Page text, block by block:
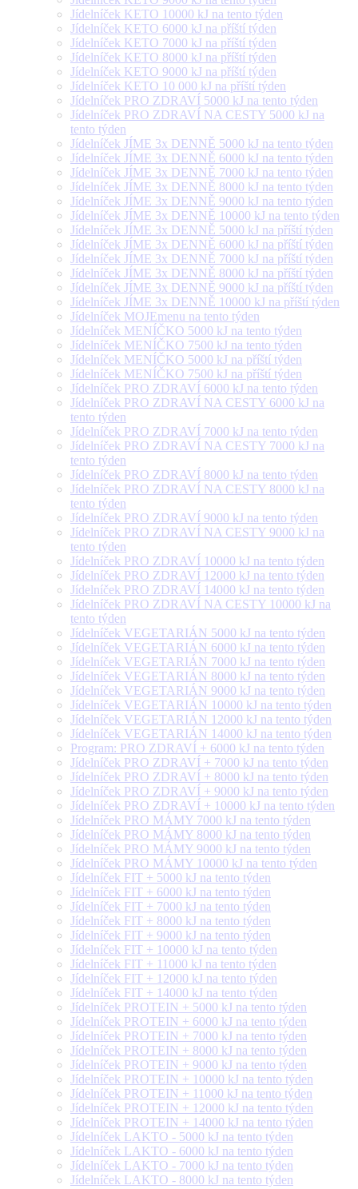
Jídelníček KETO 10000 kJ na tento týden
Jídelníček KETO 6000 kJ na příští týden
Jídelníček KETO 7000 kJ na příští týden
Jídelníček KETO 8000 kJ na příští týden
Jídelníček KETO 9000 kJ na příští týden
Jídelníček KETO 10 000 kJ na příští týden
Jídelníček PRO ZDRAVÍ 5000 kJ na tento týden
Jídelníček PRO ZDRAVÍ NA CESTY 5000 kJ na
tento týden
Jídelníček JÍME 3x DENNĚ 5000 kJ na tento týden
Jídelníček JÍME 3x DENNĚ 6000 kJ na tento týden
Jídelníček JÍME 3x DENNĚ 7000 kJ na tento týden
Jídelníček JÍME 3x DENNĚ 8000 kJ na tento týden
Jídelníček JÍME 3x DENNĚ 9000 kJ na tento týden
Jídelníček JÍME 3x DENNĚ 10000 kJ na tento týden
Jídelníček JÍME 3x DENNĚ 5000 kJ na příští týden
Jídelníček JÍME 3x DENNĚ 6000 kJ na příští týden
Jídelníček JÍME 3x DENNĚ 7000 kJ na příští týden
Jídelníček JÍME 3x DENNĚ 8000 kJ na příští týden
Jídelníček JÍME 3x DENNĚ 9000 kJ na příští týden
Jídelníček JÍME 3x DENNĚ 10000 kJ na příští týden
Jídelníček MOJEmenu na tento týden
Jídelníček MENÍČKO 5000 kJ na tento týden
Jídelníček MENÍČKO 7500 kJ na tento týden
Jídelníček MENÍČKO 5000 kJ na příští týden
Jídelníček MENÍČKO 7500 kJ na příští týden
Jídelníček PRO ZDRAVÍ 6000 kJ na tento týden
Jídelníček PRO ZDRAVÍ NA CESTY 6000 kJ na
tento týden
Jídelníček PRO ZDRAVÍ 7000 kJ na tento týden
Jídelníček PRO ZDRAVÍ NA CESTY 7000 kJ na
tento týden
Jídelníček PRO ZDRAVÍ 8000 kJ na tento týden
Jídelníček PRO ZDRAVÍ NA CESTY 8000 kJ na
tento týden
Jídelníček PRO ZDRAVÍ 9000 kJ na tento týden
Jídelníček PRO ZDRAVÍ NA CESTY 9000 kJ na
tento týden
Jídelníček PRO ZDRAVÍ 10000 kJ na tento týden
Jídelníček PRO ZDRAVÍ 12000 kJ na tento týden
Jídelníček PRO ZDRAVÍ 14000 kJ na tento týden
Jídelníček PRO ZDRAVÍ NA CESTY 10000 kJ na
tento týden
Jídelníček VEGETARIÁN 5000 kJ na tento týden
Jídelníček VEGETARIÁN 6000 kJ na tento týden
Jídelníček VEGETARIÁN 7000 kJ na tento týden
Jídelníček VEGETARIÁN 8000 kJ na tento týden
Jídelníček VEGETARIÁN 9000 kJ na tento týden
Jídelníček VEGETARIÁN 10000 kJ na tento týden
Jídelníček VEGETARIÁN 12000 kJ na tento týden
Jídelníček VEGETARIÁN 14000 kJ na tento týden
Program: PRO ZDRAVÍ + 6000 kJ na tento týden
Jídelníček PRO ZDRAVÍ + 7000 kJ na tento týden
Jídelníček PRO ZDRAVÍ + 8000 kJ na tento týden
Jídelníček PRO ZDRAVÍ + 9000 kJ na tento týden
Jídelníček PRO ZDRAVÍ + 10000 kJ na tento týden
Jídelníček PRO MÁMY 7000 kJ na tento týden
Jídelníček PRO MÁMY 8000 kJ na tento týden
Jídelníček PRO MÁMY 9000 kJ na tento týden
Jídelníček PRO MÁMY 10000 kJ na tento týden
Jídelníček FIT + 5000 kJ na tento týden
Jídelníček FIT + 6000 kJ na tento týden
Jídelníček FIT + 7000 kJ na tento týden
Jídelníček FIT + 8000 kJ na tento týden
Jídelníček FIT + 9000 kJ na tento týden
Jídelníček FIT + 10000 kJ na tento týden
Jídelníček FIT + 11000 kJ na tento týden
Jídelníček FIT + 12000 kJ na tento týden
Jídelníček FIT + 14000 kJ na tento týden
Jídelníček PROTEIN + 5000 kJ na tento týden
Jídelníček PROTEIN + 6000 kJ na tento týden
Jídelníček PROTEIN + 7000 kJ na tento týden
Jídelníček PROTEIN + 8000 kJ na tento týden
Jídelníček PROTEIN + 9000 kJ na tento týden
Jídelníček PROTEIN + 10000 kJ na tento týden
Jídelníček PROTEIN + 11000 kJ na tento týden
Jídelníček PROTEIN + 12000 kJ na tento týden
Jídelníček PROTEIN + 14000 kJ na tento týden
Jídelníček LAKTO - 5000 kJ na tento týden
Jídelníček LAKTO - 6000 kJ na tento týden
Jídelníček LAKTO - 7000 kJ na tento týden
Jídelníček LAKTO - 8000 kJ na tento týden